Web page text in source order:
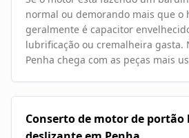
normal ou demorando mais que o
geralmente é capacitor
lubrificação ou cremalheira gasta.
Penha chega com as peças mais
Conserto de motor de portão